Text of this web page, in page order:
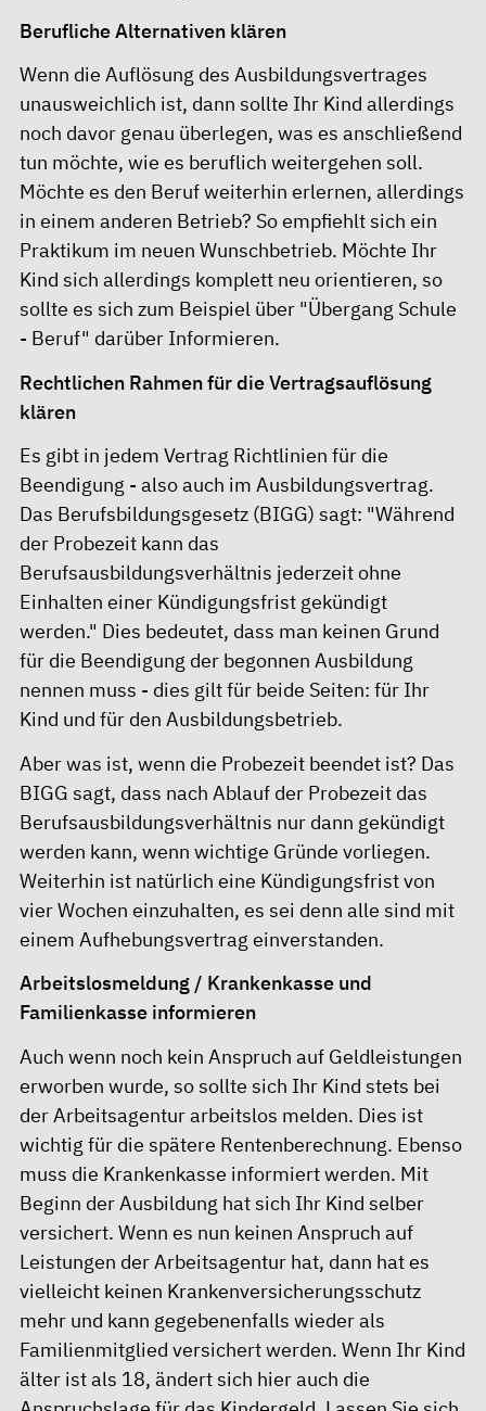
Berufliche Alternativen klären
Wenn die Auflösung des Ausbildungsvertrages
unausweichlich ist, dann sollte Ihr Kind allerdings
noch davor genau überlegen, was es anschließend
tun möchte, wie es beruflich weitergehen soll.
Möchte es den Beruf weiterhin erlernen, allerdings
in einem anderen Betrieb? So empfiehlt sich ein
Praktikum im neuen Wunschbetrieb. Möchte Ihr
Kind sich allerdings komplett neu orientieren, so
sollte es sich zum Beispiel über "Übergang Schule
- Beruf" darüber Informieren.
Rechtlichen Rahmen für die Vertragsauflösung
klären
Es gibt in jedem Vertrag Richtlinien für die
Beendigung - also auch im Ausbildungsvertrag.
Das Berufsbildungsgesetz (BIGG) sagt: "Während
der Probezeit kann das
Berufsausbildungsverhältnis jederzeit ohne
Einhalten einer Kündigungsfrist gekündigt
werden." Dies bedeutet, dass man keinen Grund
für die Beendigung der begonnen Ausbildung
nennen muss - dies gilt für beide Seiten: für Ihr
Kind und für den Ausbildungsbetrieb.
Aber was ist, wenn die Probezeit beendet ist? Das
BIGG sagt, dass nach Ablauf der Probezeit das
Berufsausbildungsverhältnis nur dann gekündigt
werden kann, wenn wichtige Gründe vorliegen.
Weiterhin ist natürlich eine Kündigungsfrist von
vier Wochen einzuhalten, es sei denn alle sind mit
einem Aufhebungsvertrag einverstanden.
Arbeitslosmeldung / Krankenkasse und
Familienkasse informieren
Auch wenn noch kein Anspruch auf Geldleistungen
erworben wurde, so sollte sich Ihr Kind stets bei
der Arbeitsagentur arbeitslos melden. Dies ist
wichtig für die spätere Rentenberechnung. Ebenso
muss die Krankenkasse informiert werden. Mit
Beginn der Ausbildung hat sich Ihr Kind selber
versichert. Wenn es nun keinen Anspruch auf
Leistungen der Arbeitsagentur hat, dann hat es
vielleicht keinen Krankenversicherungsschutz
mehr und kann gegebenenfalls wieder als
Familienmitglied versichert werden. Wenn Ihr Kind
älter ist als 18, ändert sich hier auch die